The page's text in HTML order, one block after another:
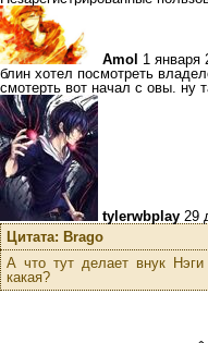
Amol 1 января
блин хотел посмотреть
смотерть вот начал с овы. ну
tylerwbplay 29
Цитата: Brago
А что тут делает внук Нэги
какая?